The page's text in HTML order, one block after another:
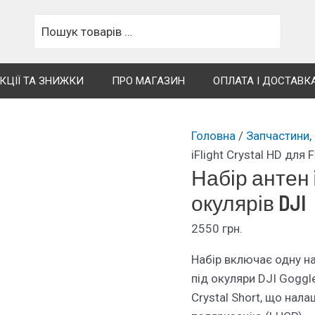
Пошук
для:
ТА ЗНИЖКИ ПРО МАГАЗИН ОПЛАТА І
Головна /
iFlight Crystal HD для
Набір антен
окулярів DJI
2550 грн.
Набір включає одну
під окуляри DJI
Crystal Short, що